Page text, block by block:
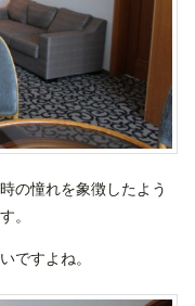
の憧れを象徴したよう
。
ですよね。